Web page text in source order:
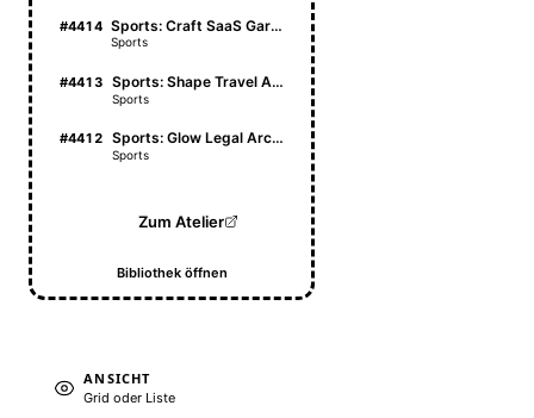
#4414 Sports: Craft SaaS Garden
Sports
#4413 Sports: Shape Travel Atlas
Sports
#4412 Sports: Glow Legal Archive
Sports
Zum Atelier
Bibliothek öffnen
ANSICHT
Grid oder Liste